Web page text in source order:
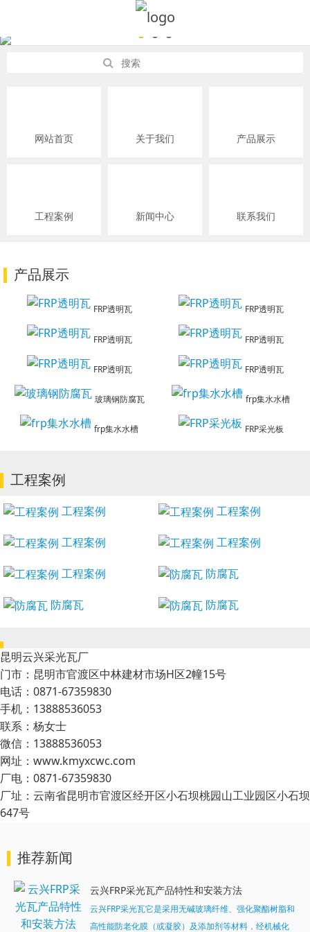
网站首页 关于我们 产品展示
工程案例 新闻中心 联系我们
产品展示
FRP透明瓦 FRP透明瓦
FRP透明瓦 FRP透明瓦
FRP透明瓦 FRP透明瓦
玻璃钢防腐瓦 frp集水水槽
frp集水水槽 FRP采光板
工程案例
工程案例 工程案例
工程案例 工程案例
工程案例 防腐瓦
防腐瓦 防腐瓦
昆明云兴采光瓦厂
门市：昆明市官渡区中林建材市场H区2幢15号
电话：0871-67359830
手机：13888536053
联系：杨女士
微信：13888536053
网址：www.kmyxcwc.com
厂电：0871-67359830
厂址：云南省昆明市官渡区经开区小石坝桃园山工业园区小石坝
647号
推荐新闻
云兴FRP采光瓦产品特性和安装方法
云兴FRP采光瓦它是采用无碱玻璃纤维、强化聚酯树脂和
高性能防老化膜（或凝胶）及添加剂等材料，经机械化